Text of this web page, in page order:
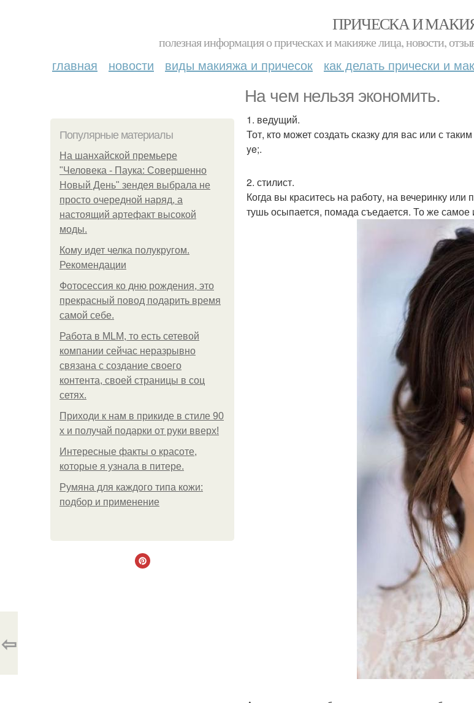
ПРИЧЕСКА И
полезная информация о прическах и макияже лица, новости,
главная новости виды макияжа и причесок как делать прически и
На чем нельзя экономить.
Популярные материалы
На шанхайской премьере
"Человека - Паука: Совершенно
Новый День" зендея выбрала не
просто очередной наряд, а
настоящий артефакт высокой
моды.
Кому идет челка полукругом.
Рекомендации
Фотосессия ко дню рождения, это
прекрасный повод подарить время
самой себе.
Работа в MLM, то есть сетевой
компании сейчас неразрывно
связана с создание своего
контента, своей страницы в соц
сетях.
Приходи к нам в прикиде в стиле 90
х и получай подарки от руки вверх!
Интересные факты о красоте,
которые я узнала в питере.
Румяна для каждого типа кожи:
подбор и применение
1. ведущий.
Тот, кто может создать сказку для вас или с
ye;.
2. стилист.
Когда вы краситесь на работу, на вечеринку или
тушь осыпается, помада съедается. То же самое
⇦